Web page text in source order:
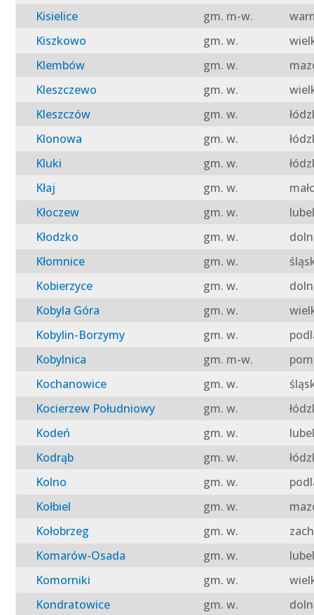
Kisielice
gm. m-w.
Kiszkowo
gm. w.
Klembów
gm. w.
Kleszczewo
gm. w.
Kleszczów
gm. w.
Klonowa
gm. w.
Kluki
gm. w.
Kłaj
gm. w.
Kłoczew
gm. w.
Kłodzko
gm. w.
Kłomnice
gm. w.
Kobierzyce
gm. w.
Kobyla Góra
gm. w.
Kobylin-Borzymy
gm. w.
Kobylnica
gm. m-w.
Kochanowice
gm. w.
Kocierzew Południowy
gm. w.
Kodeń
gm. w.
Kodrąb
gm. w.
Kolno
gm. w.
Kołbiel
gm. w.
Kołobrzeg
gm. w.
Komarów-Osada
gm. w.
Komorniki
gm. w.
Kondratowice
gm. w.